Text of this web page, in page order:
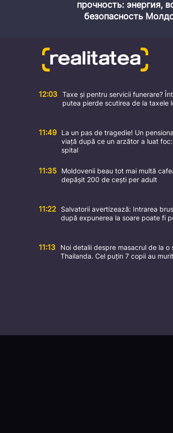
12:03
Taxe și pentru servicii funerare?
putea pierde scutirea de la taxele
11:49
La un pas de tragedie! Un
viață după ce un arzător a luat
spital
11:35
Moldovenii beau tot mai multă
depășit 200 de cești per adult
11:22
Salvatorii avertizează: Intrarea
după expunerea la soare poate fi
11:13
Noi detalii despre masacrul de la o
Thailanda. Cel puțin 7 copii au murit